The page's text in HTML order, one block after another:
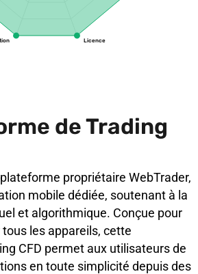
Licence
de Trading
propriétaire WebTrader,
mobile dédiée, soutenant à la
et algorithmique. Conçue pour
les appareils, cette
CFD permet aux utilisateurs de
en toute simplicité depuis des